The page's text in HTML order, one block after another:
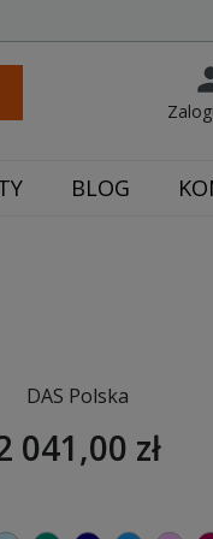
BLOG
DAS Polska
041,00 zł